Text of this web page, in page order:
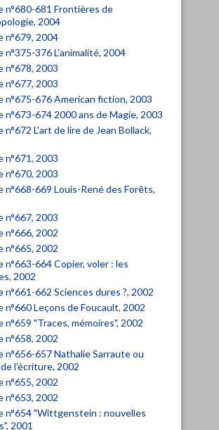
n°680-681 Frontières de
2004
n°679, 2004
n°375-376 L'animalité, 2004
n°678, 2003
n°677, 2003
n°675-676 American fiction, 2003
n°673-674 2000 ans de Magie, 2003
n°672 L'art de lire de Jean Bollack,
n°671, 2003
n°670, 2003
n°668-669 Louis-René des Forêts,
n°667, 2003
n°666, 2002
n°665, 2002
n°663-664 Copier, voler : les
2002
n°661-662 Sciences dures ?, 2002
n°660 Leçons de Foucault, 2002
n°659 "Traces, mémoires", 2002
n°658, 2002
n°656-657 Nathalie Sarraute ou
l'écriture, 2002
n°655, 2002
n°653, 2002
n°654 "Wittgenstein : nouvelles
2001